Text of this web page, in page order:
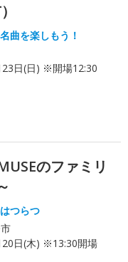
曲を楽しもう！
23日(日) ※開場12:30
のファミリ
つらつ
20日(木) ※13:30開場